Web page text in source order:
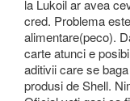
la Lukoil ar avea
cred. Problema
alimentare(peco).
carte atunci e
aditivii care se
produsi de Shell.